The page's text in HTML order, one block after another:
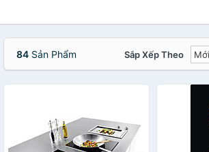
84 Sản Phẩm Sắp Xếp Theo